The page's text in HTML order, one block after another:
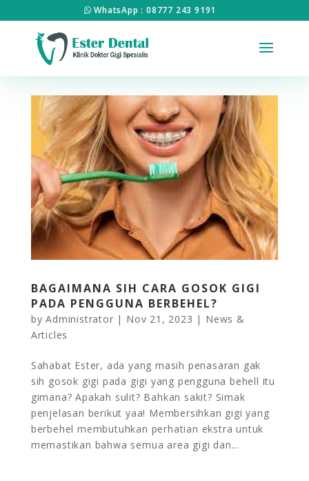
WhatsApp : 08777 243 9191
BAGAIMANA SIH CARA GOSOK GIGI
PADA PENGGUNA BERBEHEL?
byAdministrator | Nov 21, 2023 | News &
Articles
Sahabat Ester, ada yang masih penasaran gak
sih gosok gigi pada gigi yang pengguna behell itu
gimana? Apakah sulit? Bahkan sakit? Simak
penjelasan berikut yaa! Membersihkan gigi yang
berbehel membutuhkan perhatian ekstra untuk
memastikan bahwa semua area gigi dan...